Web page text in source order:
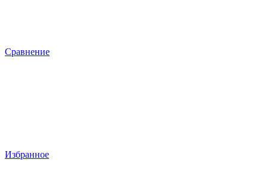
Сравнение
Избранное